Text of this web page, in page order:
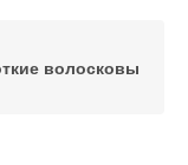
волосковы